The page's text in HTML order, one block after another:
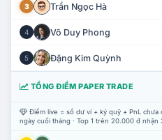
3 Trần Ngọc Hà
4 Võ Duy Phong
5 Đặng Kim Quỳnh
TỔNG ĐIỂM PAPER TRADE
Điểm live = số dư ví + ký quỹ + PnL chưa
ngày cuối tháng · Top 1 trên 20.000 đ nhận